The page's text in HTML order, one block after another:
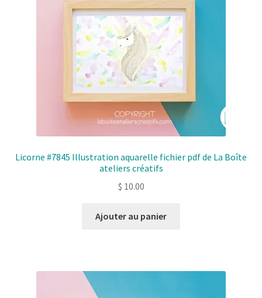
Licorne #7845 Illustration aquarelle fichier pdf de La Boîte
ateliers créatifs
$ 10.00
Ajouter au panier